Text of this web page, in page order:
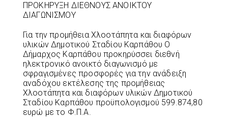
ΠΡΟΚΗΡΥΞΗ ΔΙΕΘΝΟΥΣ ΑΝΟΙΚΤΟΥ
ΔΙΑΓΩΝΙΣΜΟΥ
Για την προμήθεια Χλοοτάπητα και διαφόρων
υλικών Δημοτικού Σταδίου Καρπάθου Ο
Δήμαρχος Καρπάθου προκηρύσσει διεθνή
ηλεκτρονικό ανοικτό διαγωνισμό με
σφραγισμένες προσφορές για την ανάδειξη
αναδόχου εκτέλεσης της προμήθειας
Χλοοτάπητα και διαφόρων υλικών Δημοτικού
Σταδίου Καρπάθου προϋπολογισμού 599.874,80
ευρώ με το Φ.Π.Α.